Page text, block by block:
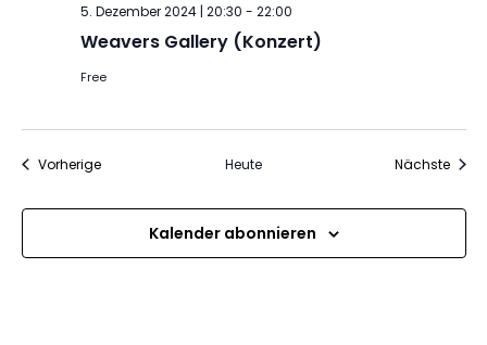
5. Dezember 2024 | 20:30 - 22:00
Weavers Gallery (Konzert)
Free
VorherigeVeranstaltungen Heute Nächste
Kalender abonnieren